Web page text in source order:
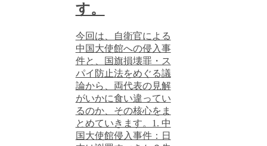
す。
今回は、自衛官による
中国大使館への侵入事
件と、国旗損壊罪・ス
パイ防止法をめぐる議
論から、両代表の見解
がいかに食い違ってい
るのか、その核心をま
とめていきます。1. 中
国大使館侵入事件：日